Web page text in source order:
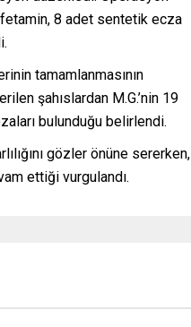
8 adet sentetik ecza
tamamlanmasının
şahıslardan M.G.’nin 19
bulunduğu belirlendi.
gözler önüne sererken,
ettiği vurgulandı.